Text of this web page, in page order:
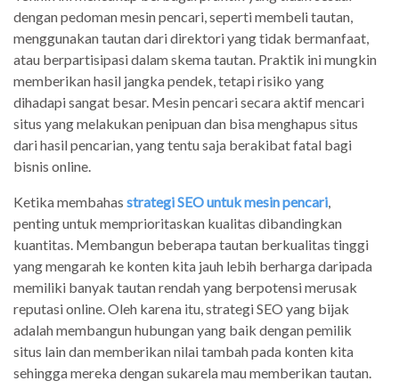
dengan pedoman mesin pencari, seperti membeli tautan,
menggunakan tautan dari direktori yang tidak bermanfaat,
atau berpartisipasi dalam skema tautan. Praktik ini mungkin
memberikan hasil jangka pendek, tetapi risiko yang
dihadapi sangat besar. Mesin pencari secara aktif mencari
situs yang melakukan penipuan dan bisa menghapus situs
dari hasil pencarian, yang tentu saja berakibat fatal bagi
bisnis online.
Ketika membahas strategi SEO untuk mesin pencari
penting untuk memprioritaskan kualitas dibandingkan
kuantitas. Membangun beberapa tautan berkualitas tinggi
yang mengarah ke konten kita jauh lebih berharga daripada
memiliki banyak tautan rendah yang berpotensi merusak
reputasi online. Oleh karena itu, strategi SEO yang bijak
adalah membangun hubungan yang baik dengan pemilik
situs lain dan memberikan nilai tambah pada konten kita
sehingga mereka dengan sukarela mau memberikan tautan.